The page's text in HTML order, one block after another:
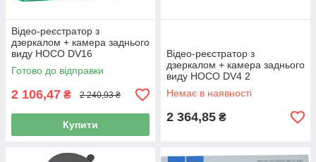
Відео-реєстратор з
дзеркалом + камера заднього
виду HOCO DV16
Готово до відправки
2 106,47 ₴ 2 240,93 ₴
Купити
Відео-реєстратор з
дзеркалом + камера заднього
виду HOCO DV4 2
камери/480*854/128 ГБ/200
мАч/
Немає в наявності
2 364,85 ₴